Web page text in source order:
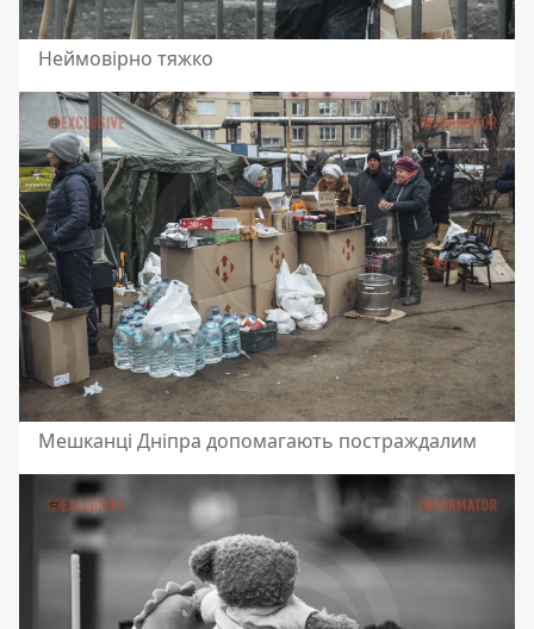
Неймовірно тяжко
Мешканці Дніпра допомагають постраждалим